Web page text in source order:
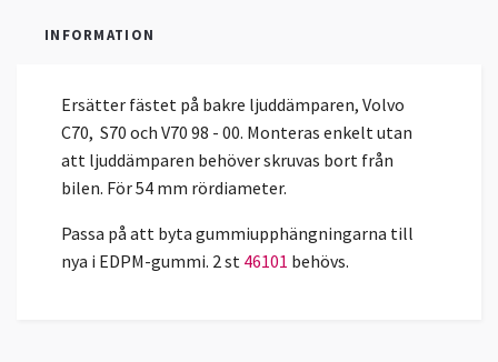
INFORMATION
Ersätter fästet på bakre ljuddämparen, Volvo
C70, S70 och V70 98 - 00. Monteras enkelt utan
att ljuddämparen behöver skruvas bort från
bilen. För 54 mm rördiameter.
Passa på att byta gummiupphängningarna till
nya i EDPM-gummi. 2 st 46101 behövs.